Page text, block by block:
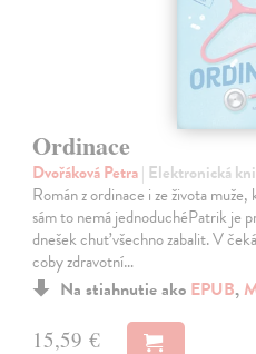
Ordinace
Dvořáková Petra| Elektronická
Román z ordinace i ze života
sám to nemá jednoduchéPatrik je
dnešek chuť všechno zabalit. V
coby zdravotní…
Na stiahnutie ako EPUB,
15,59 €